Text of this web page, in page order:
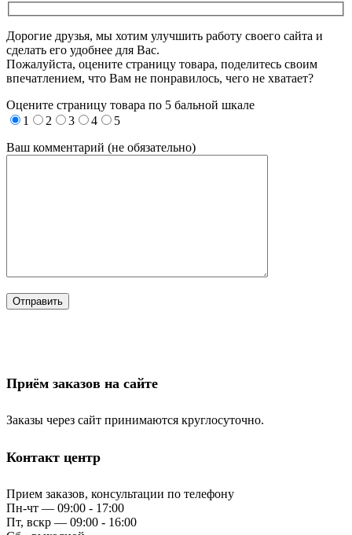
Дорогие друзья, мы хотим улучшить работу своего сайта и
сделать его удобнее для Вас.
Пожалуйста, оцените страницу товара, поделитесь своим
впечатлением, что Вам не понравилось, чего не хватает?
Оцените страницу товара по 5 бальной шкале
1
2 3 4
5
Ваш комментарий (не обязательно)
Приём заказов на сайте
Заказы через сайт принимаются круглосуточно.
Контакт центр
Прием заказов, консультации по телефону
Пн-чт — 09:00 - 17:00
Пт, вскр — 09:00 - 16:00